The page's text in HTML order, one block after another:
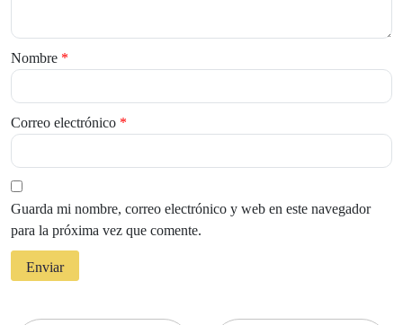
Nombre *
Correo electrónico *
Guarda mi nombre, correo electrónico y web en este navegador
para la próxima vez que comente.